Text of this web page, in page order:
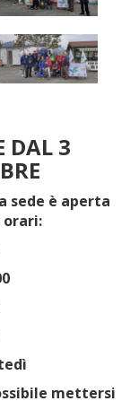
DAL 3
sede è aperta
orari:
mettersi